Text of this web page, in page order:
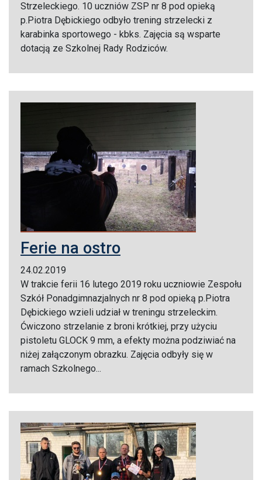
Strzeleckiego. 10 uczniów ZSP nr 8 pod opieką
p.Piotra Dębickiego odbyło trening strzelecki z
karabinka sportowego - kbks. Zajęcia są wsparte
dotacją ze Szkolnej Rady Rodziców.
Ferie na ostro
24.02.2019
W trakcie ferii 16 lutego 2019 roku uczniowie Zespołu
Szkół Ponadgimnazjalnych nr 8 pod opieką p.Piotra
Dębickiego wzieli udział w treningu strzeleckim.
Ćwiczono strzelanie z broni krótkiej, przy użyciu
pistoletu GLOCK 9 mm, a efekty można podziwiać na
niżej załączonym obrazku. Zajęcia odbyły się w
ramach Szkolnego...